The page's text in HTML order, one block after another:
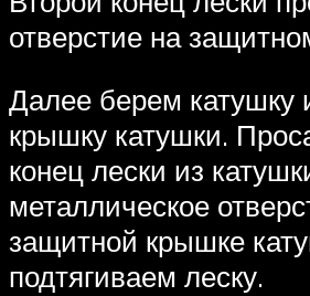
отверстие на
Далее берем катушку
крышку катушки.
конец лески из
металлическое
защитной крышке
подтягиваем леску.